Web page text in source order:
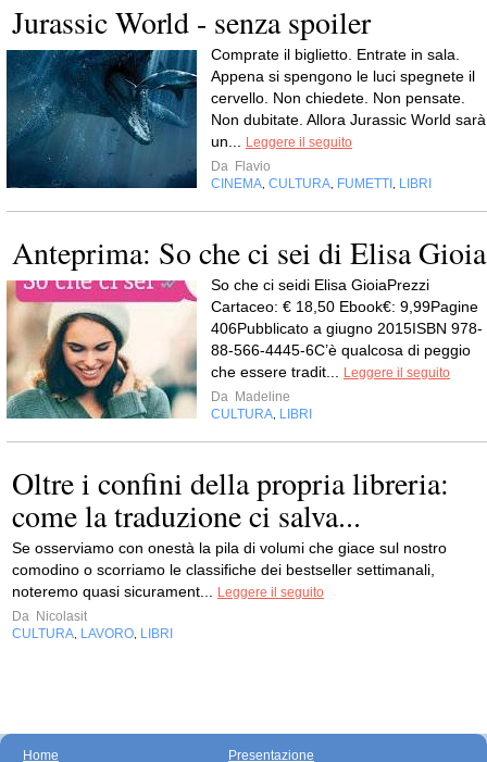
Jurassic World - senza spoiler
Comprate il biglietto. Entrate in sala.
Appena si spengono le luci spegnete il
cervello. Non chiedete. Non pensate.
Non dubitate. Allora Jurassic World sarà
un...
Leggere il seguito
Da Flavio
CINEMA CULTURA FUMETTI LIBRI
Anteprima: So che ci sei di Elisa Gioia
So che ci seidi Elisa GioiaPrezzi
Cartaceo: € 18,50 Ebook€: 9,99Pagine
406Pubblicato a giugno 2015ISBN 978-
88-566-4445-6C’è qualcosa di peggio
che essere tradit...
Leggere il seguito
Da Madeline
CULTURA LIBRI
Oltre i confini della propria libreria:
come la traduzione ci salva...
Se osserviamo con onestà la pila di volumi che giace sul nostro
comodino o scorriamo le classifiche dei bestseller settimanali,
noteremo quasi sicurament...
Leggere il seguito
Da Nicolasit
CULTURA LAVORO LIBRI
Home Presentazione